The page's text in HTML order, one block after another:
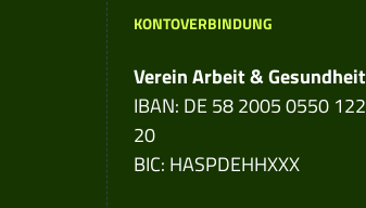
KONTOVERBINDUNG
Verein Arbeit & Gesundheit
IBAN: DE 58 2005 0550
20
BIC: HASPDEHHXXX